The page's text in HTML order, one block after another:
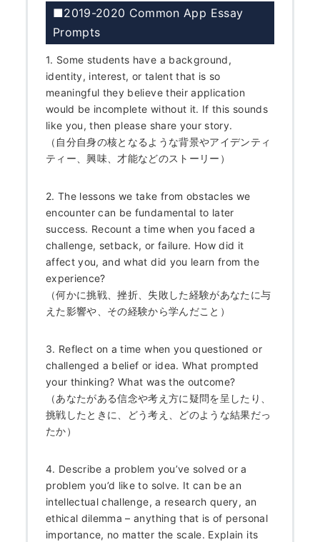
■2019-2020 Common App Essay
Prompts
1. Some students have a background,
identity, interest, or talent that is so
meaningful they believe their application
would be incomplete without it. If this sounds
like you, then please share your story.
（自分自身の核となるような背景やアイデンティ
ティー、興味、才能などのストーリー）
2. The lessons we take from obstacles we
encounter can be fundamental to later
success. Recount a time when you faced a
challenge, setback, or failure. How did it
affect you, and what did you learn from the
experience?
（何かに挑戦、挫折、失敗した経験があなたに与
えた影響や、その経験から学んだこと）
3. Reflect on a time when you questioned or
challenged a belief or idea. What prompted
your thinking? What was the outcome?
（あなたがある信念や考え方に疑問を呈したり、
挑戦したときに、どう考え、どのような結果だっ
たか）
4. Describe a problem you’ve solved or a
problem you’d like to solve. It can be an
intellectual challenge, a research query, an
ethical dilemma – anything that is of personal
importance, no matter the scale. Explain its